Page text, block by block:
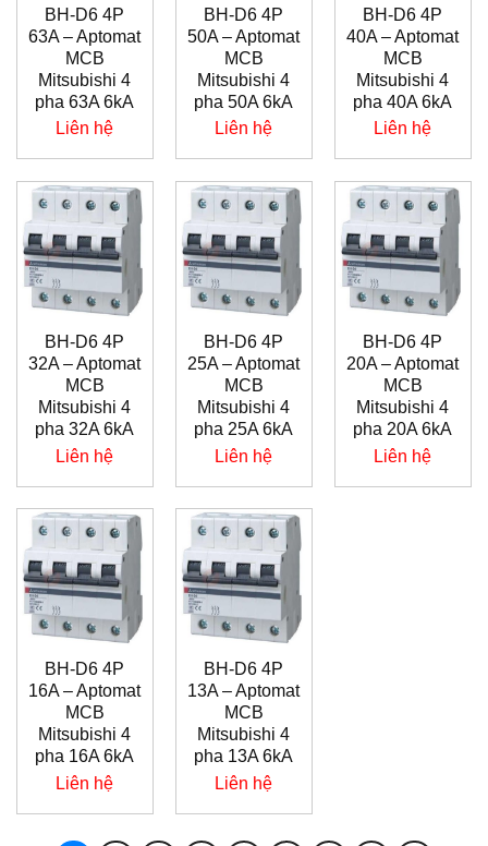
BH-D6 4P
63A – Aptomat
MCB
Mitsubishi 4
pha 63A 6kA
Liên hệ
BH-D6 4P
50A – Aptomat
MCB
Mitsubishi 4
pha 50A 6kA
Liên hệ
BH-D6 4P
40A – Aptomat
MCB
Mitsubishi 4
pha 40A 6kA
Liên hệ
BH-D6 4P
32A – Aptomat
MCB
Mitsubishi 4
pha 32A 6kA
Liên hệ
BH-D6 4P
25A – Aptomat
MCB
Mitsubishi 4
pha 25A 6kA
Liên hệ
BH-D6 4P
20A – Aptomat
MCB
Mitsubishi 4
pha 20A 6kA
Liên hệ
BH-D6 4P
16A – Aptomat
MCB
Mitsubishi 4
pha 16A 6kA
Liên hệ
BH-D6 4P
13A – Aptomat
MCB
Mitsubishi 4
pha 13A 6kA
Liên hệ